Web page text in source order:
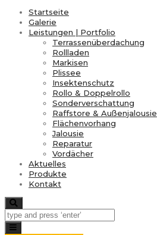
Startseite
Galerie
Leistungen | Portfolio
Terrassenüberdachung
Rollladen
Markisen
Plissee
Insektenschutz
Rollo & Doppelrollo
Sonderverschattung
Raffstore & Außenjalousie
Flächenvorhang
Jalousie
Reparatur
Vordächer
Aktuelles
Produkte
Kontakt
Toggle